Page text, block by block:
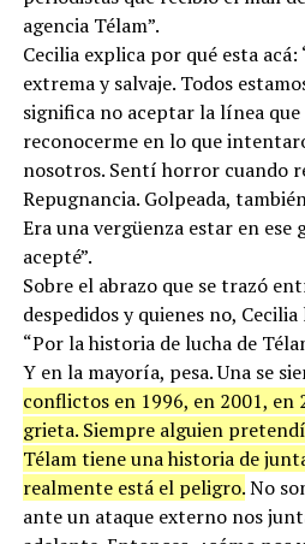
periodistas que recibió el mail
agencia Télam”.
Cecilia explica por qué esta acá:
extrema y salvaje. Todos
significa no aceptar la línea
reconocerme en lo que
nosotros. Sentí horror cuando
Repugnancia. Golpeada,
Era una vergüenza estar en ese
acepté”.
Sobre el abrazo que se trazó
despedidos y quienes no,
“Por la historia de lucha de
Y en la mayoría, pesa. Una se
conflictos en 1996, en 2001, en
grieta. Siempre alguien
Télam tiene una historia de
realmente está el peligro.No
ante un ataque externo nos